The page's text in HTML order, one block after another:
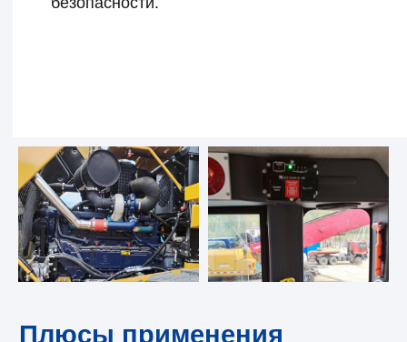
пожаротушении минимизирует ущерб
конструкция, высокие показатели
надежности и адаптивность к
различным моделям погрузчиков,что
делает его универсальным и
эффективным решением для многих
задач и условий эксплуатации.
Оснащение фронтальных погрузчиков
важным шагом на пути к созданию